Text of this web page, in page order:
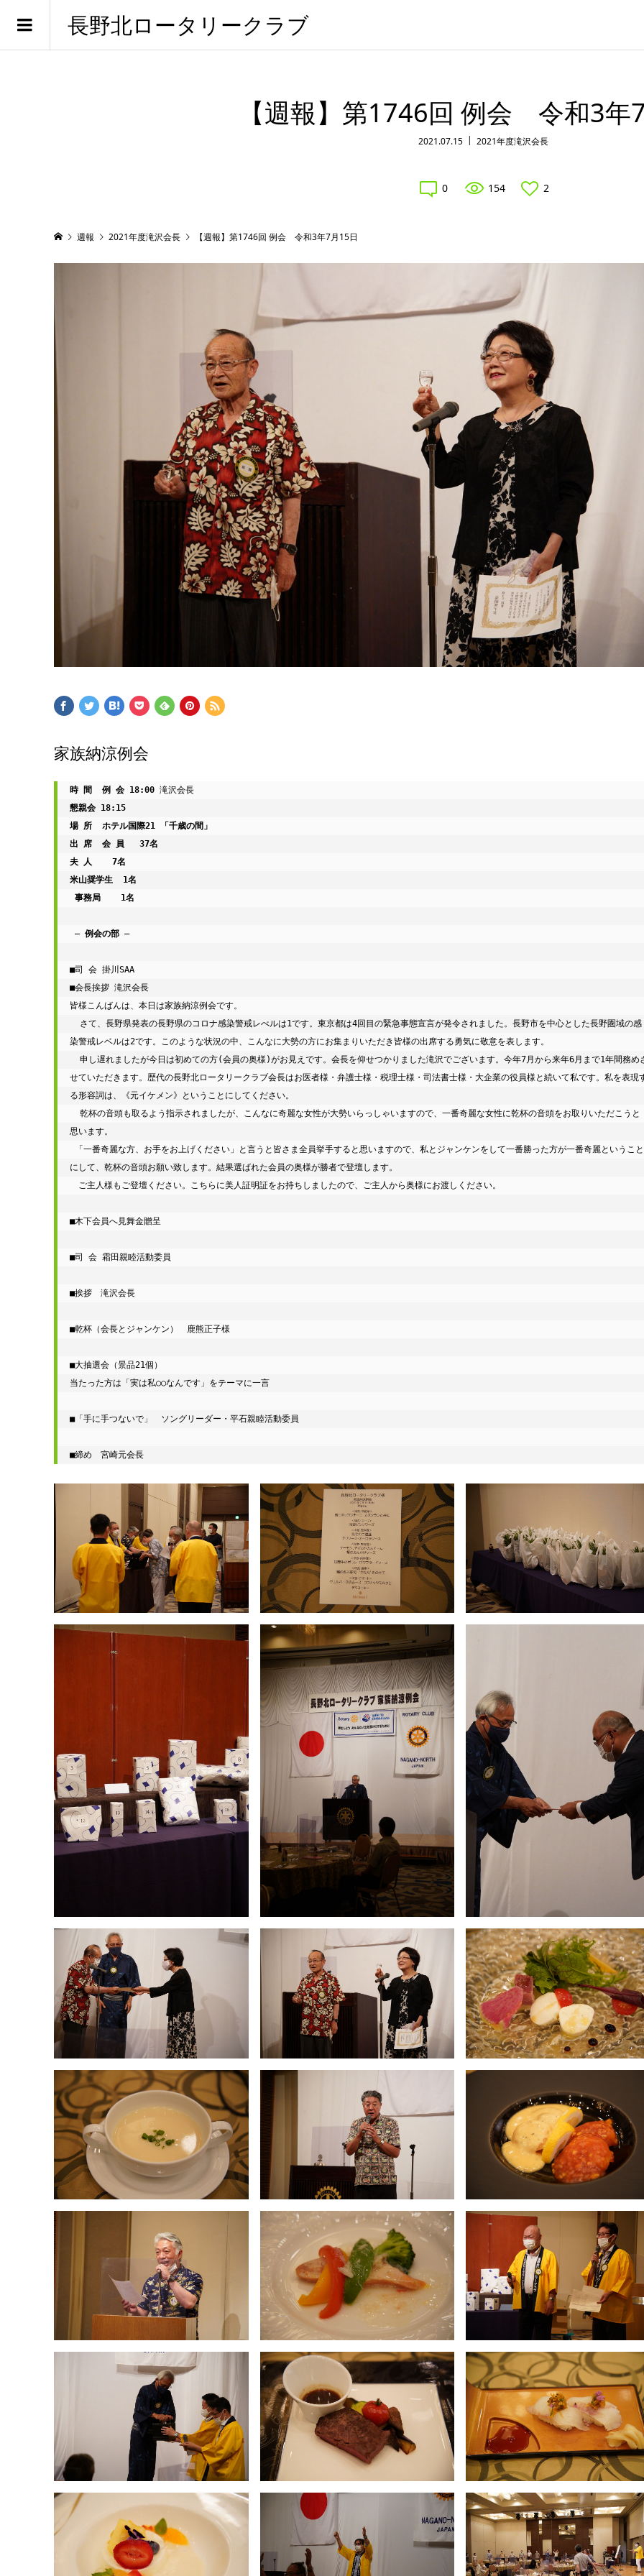
長野北ロータリークラブ
【週報】第1746回 例会 令和3年
2021.07.15 2021年度滝沢会長
0 154 2
週報 2021年度滝沢会長 【週報】第1746回 例会 令和3年7月15日
家族納涼例会
時 間  例 会 18:00
滝沢会長
懇親会 18:15
場 所  ホテル国際21 「千歳の間」
出 席  会 員   37名
夫 人    7名
米山奨学生  1名
事務局    1名
― 例会の部 ―
■司 会 掛川SAA
■会長挨拶 滝沢会長
皆様こんばんは、本日は家族納涼例会です。
染警戒レベルは2です。このような状況の中、こんなに大勢の方にお集まりいただき皆様の出席する勇気に敬意を表します。
せていただきます。歴代の長野北ロータリークラブ会長はお医者様・弁護士様・税理士様・司法書士様・大企業の役員様と続いて私です。私を表現
る形容詞は、《元イケメン》ということにしてください。
思います。
にして、乾杯の音頭お願い致します。結果選ばれた会員の奥様が勝者で登壇します。
ご主人様もご登壇ください。こちらに美人証明証をお持ちしましたので、ご主人から奥様にお渡しください。
■木下会員へ見舞金贈呈
■司 会 霜田親睦活動委員
■挨拶　滝沢会長
■乾杯（会長とジャンケン）　鹿熊正子様
■大抽選会（景品21個）
当たった方は「実は私○○なんです」をテーマに一言
■「手に手つないで」　ソングリーダー・平石親睦活動委員
■締め　宮崎元会長